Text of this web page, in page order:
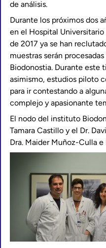
de análisis.
Durante los próximos dos
en el Hospital
de 2017 ya se han
muestras serán
Biodonostia. Durante este
asimismo, estudios piloto
para ir contestando a
complejo y apasionante
El nodo del instituto
Tamara Castillo y el Dr.
Dra. Maider Muñoz-Culla